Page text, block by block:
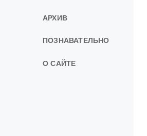
АРХИВ
ПОЗНАВАТЕЛЬНО
О САЙТЕ